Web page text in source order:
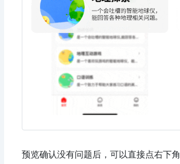
预览确认没有问题后，可以直接点右下角